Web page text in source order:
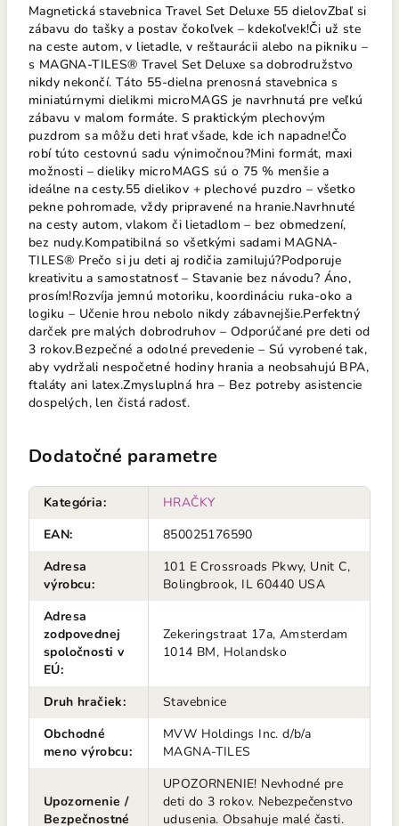
Magnetická stavebnica Travel Set Deluxe 55 dielovZbaľ si
zábavu do tašky a postav čokoľvek – kdekoľvek!Či už ste
na ceste autom, v lietadle, v reštaurácii alebo na pikniku –
s MAGNA-TILES® Travel Set Deluxe sa dobrodružstvo
nikdy nekončí. Táto 55-dielna prenosná stavebnica s
miniatúrnymi dielikmi microMAGS je navrhnutá pre veľkú
zábavu v malom formáte. S praktickým plechovým
puzdrom sa môžu deti hrať všade, kde ich napadne!Čo
robí túto cestovnú sadu výnimočnou?Mini formát, maxi
možnosti – dieliky microMAGS sú o 75 % menšie a
ideálne na cesty.55 dielikov + plechové puzdro – všetko
pekne pohromade, vždy pripravené na hranie.Navrhnuté
na cesty autom, vlakom či lietadlom – bez obmedzení,
bez nudy.Kompatibilná so všetkými sadami MAGNA-
TILES® Prečo si ju deti aj rodičia zamilujú?Podporuje
kreativitu a samostatnosť – Stavanie bez návodu? Áno,
prosím!Rozvíja jemnú motoriku, koordináciu ruka-oko a
logiku – Učenie hrou nebolo nikdy zábavnejšie.Perfektný
darček pre malých dobrodruhov – Odporúčané pre deti od
3 rokov.Bezpečné a odolné prevedenie – Sú vyrobené tak,
aby vydržali nespočetné hodiny hrania a neobsahujú BPA,
ftaláty ani latex.Zmysluplná hra – Bez potreby asistencie
dospelých, len čistá radosť.
Dodatočné parametre
Kategória:
HRAČKY
EAN:
850025176590
Adresa
výrobcu:
101 E Crossroads Pkwy, Unit C,
Bolingbrook, IL 60440 USA
Adresa
zodpovednej
spoločnosti v
EÚ:
Zekeringstraat 17a, Amsterdam
1014 BM, Holandsko
Druh hračiek:
Stavebnice
Obchodné
meno výrobcu:
MVW Holdings Inc. d/b/a
MAGNA-TILES
Upozornenie /
Bezpečnostné
UPOZORNENIE! Nevhodné pre
deti do 3 rokov. Nebezpečenstvo
udusenia. Obsahuje malé časti.